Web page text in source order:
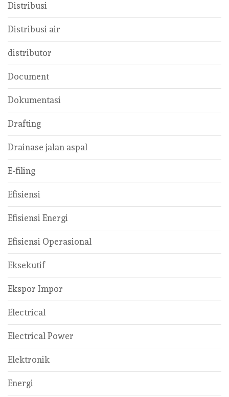
Distribusi
Distribusi air
distributor
Document
Dokumentasi
Drafting
Drainase jalan aspal
E-filing
Efisiensi
Efisiensi Energi
Efisiensi Operasional
Eksekutif
Ekspor Impor
Electrical
Electrical Power
Elektronik
Energi